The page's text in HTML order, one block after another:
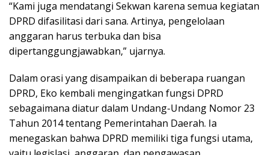
“Kami juga mendatangi Sekwan karena semua kegiatan
DPRD difasilitasi dari sana. Artinya, pengelolaan
anggaran harus terbuka dan bisa
dipertanggungjawabkan,” ujarnya.
Dalam orasi yang disampaikan di beberapa ruangan
DPRD, Eko kembali mengingatkan fungsi DPRD
sebagaimana diatur dalam Undang-Undang Nomor 23
Tahun 2014 tentang Pemerintahan Daerah. Ia
menegaskan bahwa DPRD memiliki tiga fungsi utama,